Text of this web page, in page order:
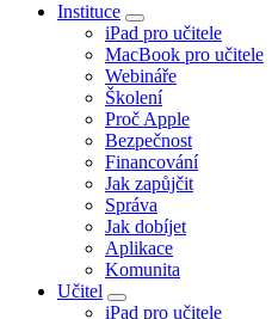
Instituce
iPad pro učitele
MacBook pro učitele
Webináře
Školení
Proč Apple
Bezpečnost
Financování
Jak zapůjčit
Správa
Jak dobíjet
Aplikace
Komunita
Učitel
iPad pro učitele